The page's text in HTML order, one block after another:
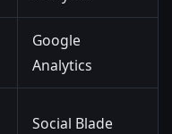
Google
Analytics
Social Blade